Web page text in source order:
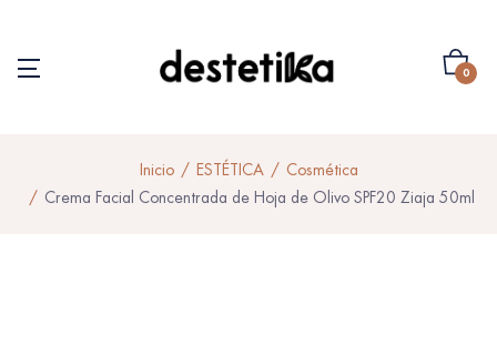
0
Inicio ESTÉTICA
Cosmética
Crema Facial Concentrada de Hoja de Olivo SPF20 Ziaja 50ml